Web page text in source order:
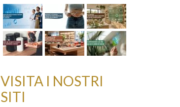
VISITA I NOSTRI
SITI